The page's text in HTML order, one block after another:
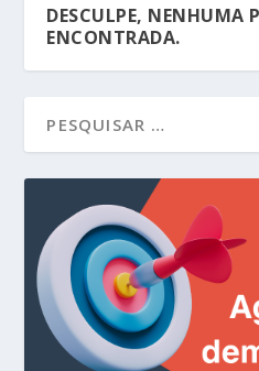
DESCULPE, NENHUMA
ENCONTRADA.